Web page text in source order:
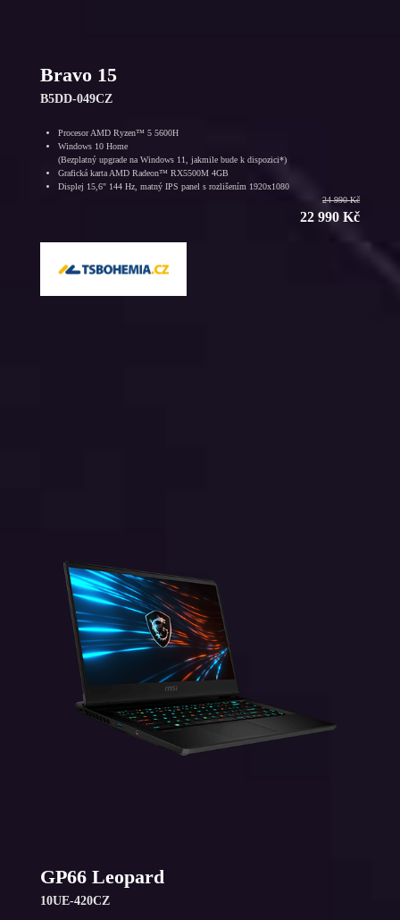
Bravo 15
B5DD-049CZ
Procesor AMD Ryzen™ 5 5600H
Windows 10 Home
(Bezplatný upgrade na Windows 11, jakmile bude k dispozici*)
Grafická karta AMD Radeon™ RX5500M 4GB
Displej 15,6" 144 Hz, matný IPS panel s rozlišením 1920x1080
24 990 Kč
22 990 Kč
GP66 Leopard
10UE-420CZ